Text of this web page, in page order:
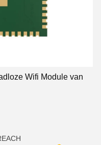
Wifi Module van